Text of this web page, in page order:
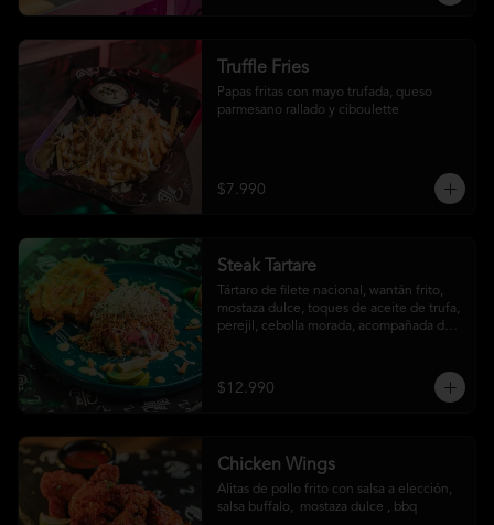
Truffle Fries
Papas fritas con mayo trufada, queso
parmesano rallado y ciboulette
$7.990
Steak Tartare
Tártaro de filete nacional, wantán frito,
mostaza dulce, toques de aceite de trufa,
perejil, cebolla morada, acompañada de
$12.990
Chicken Wings
Alitas de pollo frito con salsa a elección,
salsa buffalo,  mostaza dulce , bbq